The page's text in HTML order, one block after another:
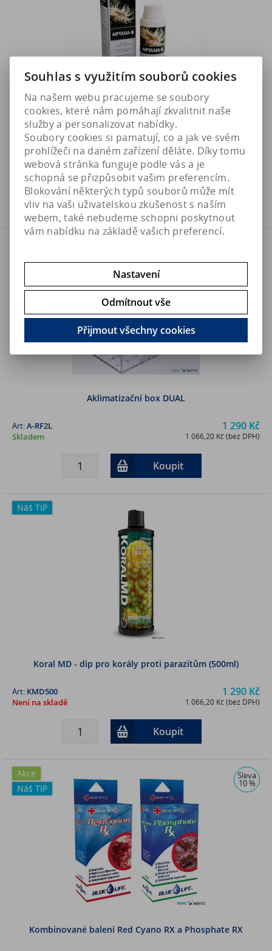
Aiptasia-X - hubení skelných sasanek (500ml)
1 066,20 Kč (bez DPH)
Art:RS-R22233
Není na skladě
Koupit
Aklimatizační box DUAL
1 290 Kč
1 066,20 Kč (bez DPH)
Art:A-RF2L
Skladem
Koupit
Náš TIP
Koral MD - dip pro korály proti parazitům (500ml)
1 290 Kč
1 066,20 Kč (bez DPH)
Art: KMD500
Není na skladě
Koupit
Akce
Náš TIP
Sleva
10 %
Kombinované balení Red Cyano RX a Phosphate RX
Souhlas s využitím souborů cookies
Na našem webu pracujeme se soubory
cookies, které nám pomáhají zkvalitnit naše
služby a personalizovat nabídky.
Soubory cookies si pamatují, co a jak ve svém
prohlížeči na daném zařízení děláte. Díky tomu
webová stránka funguje podle vás a je
schopná se přizpůsobit vašim preferencím.
Blokování některých typů souborů může mít
vliv na vaši uživatelskou zkušenost s naším
webem, také nebudeme schopni poskytnout
vám nabídku na základě vašich preferencí.
Nastavení
Odmítnout vše
Přijmout všechny cookies